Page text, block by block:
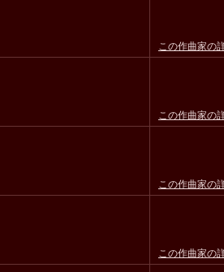
この作曲家の
この作曲家の
この作曲家の
この作曲家の